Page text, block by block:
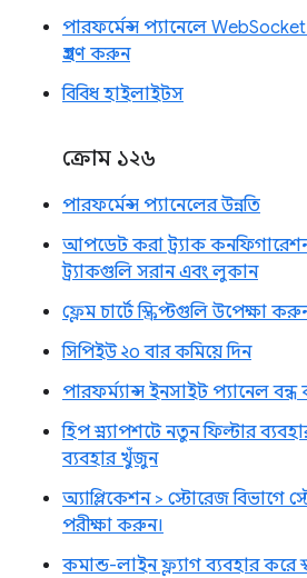
পারফর্মেন্স প্যানেলে
গ্রহণ করুন
বিবিধ হাইলাইটস
ক্রোম ১২৬
পারফর্মেন্স প্যানেলের উন্নতি
আপডেট করা ট্র্যাক
ট্র্যাকগুলি সরান এবং লুকান
ফ্লেম চার্টে স্ক্রিপ্টগুলি উপেক্ষা
সিপিইউ ২০ বার কমিয়ে দিন
পারফর্ম্যান্স ইনসাইট প্যানেল
হিপ স্ন্যাপশটে নতুন ফিল্টার
ব্যবহার খুঁজুন
অ্যাপ্লিকেশন > স্টোরেজ বিভাগে
পরীক্ষা করুন।
কমান্ড-লাইন ফ্ল্যাগ ব্যবহার করে